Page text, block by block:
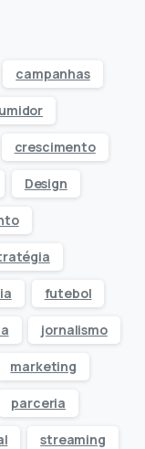
campanhas
crescimento
Design
futebol
jornalismo
marketing
parceria
streaming